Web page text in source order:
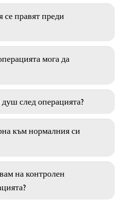
се правят преди
мога да
след операцията?
към нормалния си
на контролен